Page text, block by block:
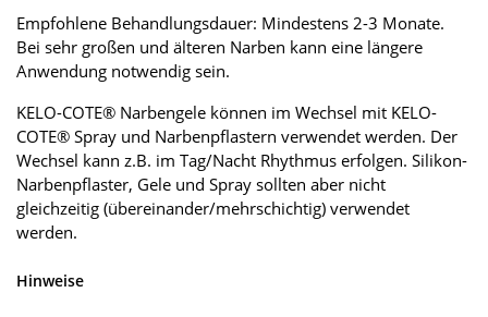
Empfohlene Behandlungsdauer: Mindestens 2-3 Monate.
Bei sehr großen und älteren Narben kann eine längere
Anwendung notwendig sein.
KELO-COTE® Narbengele können im Wechsel mit KELO-
COTE® Spray und Narbenpflastern verwendet werden. Der
Wechsel kann z.B. im Tag/Nacht Rhythmus erfolgen. Silikon-
Narbenpflaster, Gele und Spray sollten aber nicht
gleichzeitig (übereinander/mehrschichtig) verwendet
werden.
Hinweise